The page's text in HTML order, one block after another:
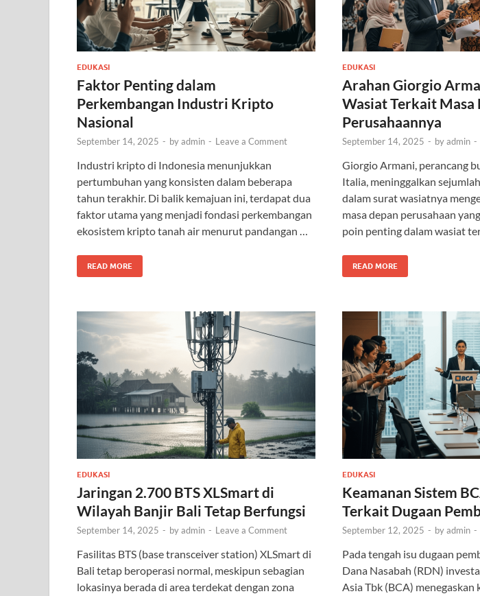
EDUKASI
Faktor Penting dalam
Perkembangan Industri Kripto
Nasional
September 14, 2025 - byadmin - Leave a Comment
Industri kripto di Indonesia menunjukkan
pertumbuhan yang konsisten dalam beberapa
tahun terakhir. Di balik kemajuan ini, terdapat dua
faktor utama yang menjadi fondasi perkembangan
ekosistem kripto tanah air menurut pandangan …
READ MORE
EDUKASI
Arahan Giorgio
Wasiat Terkait Masa
Perusahaannya
September 14, 2025 - byadmin -
Giorgio Armani, perancang
Italia, meninggalkan
dalam surat wasiatnya
masa depan perusahaan
poin penting dalam wasiat
READ MORE
EDUKASI
Jaringan 2.700 BTS XLSmart di
Wilayah Banjir Bali Tetap Berfungsi
September 14, 2025 - byadmin - Leave a Comment
Fasilitas BTS (base transceiver station) XLSmart di
Bali tetap beroperasi normal, meskipun sebagian
lokasinya berada di area terdekat dengan zona
EDUKASI
Keamanan Sistem
Terkait Dugaan
September 12, 2025 - byadmin -
Pada tengah isu dugaan
Dana Nasabah (RDN)
Asia Tbk (BCA)